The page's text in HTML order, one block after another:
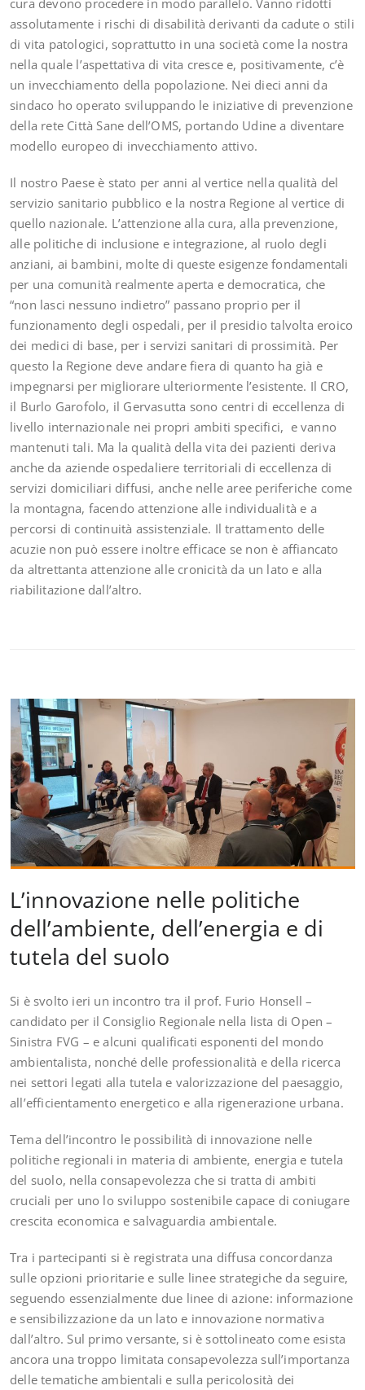
cura devono procedere in modo parallelo. Vanno ridotti
assolutamente i rischi di disabilità derivanti da cadute o stili
di vita patologici, soprattutto in una società come la nostra
nella quale l’aspettativa di vita cresce e, positivamente, c’è
un invecchiamento della popolazione. Nei dieci anni da
sindaco ho operato sviluppando le iniziative di prevenzione
della rete Città Sane dell’OMS, portando Udine a diventare
modello europeo di invecchiamento attivo.
Il nostro Paese è stato per anni al vertice nella qualità del
servizio sanitario pubblico e la nostra Regione al vertice di
quello nazionale. L’attenzione alla cura, alla prevenzione,
alle politiche di inclusione e integrazione, al ruolo degli
anziani, ai bambini, molte di queste esigenze fondamentali
per una comunità realmente aperta e democratica, che
“non lasci nessuno indietro” passano proprio per il
funzionamento degli ospedali, per il presidio talvolta eroico
dei medici di base, per i servizi sanitari di prossimità. Per
questo la Regione deve andare fiera di quanto ha già e
impegnarsi per migliorare ulteriormente l’esistente. Il CRO,
il Burlo Garofolo, il Gervasutta sono centri di eccellenza di
livello internazionale nei propri ambiti specifici, e vanno
mantenuti tali. Ma la qualità della vita dei pazienti deriva
anche da aziende ospedaliere territoriali di eccellenza di
servizi domiciliari diffusi, anche nelle aree periferiche come
la montagna, facendo attenzione alle individualità e a
percorsi di continuità assistenziale. Il trattamento delle
acuzie non può essere inoltre efficace se non è affiancato
da altrettanta attenzione alle cronicità da un lato e alla
riabilitazione dall’altro.
L’innovazione nelle politiche
dell’ambiente, dell’energia e di
tutela del suolo
Si è svolto ieri un incontro tra il prof. Furio Honsell –
candidato per il Consiglio Regionale nella lista di Open –
Sinistra FVG – e alcuni qualificati esponenti del mondo
ambientalista, nonché delle professionalità e della ricerca
nei settori legati alla tutela e valorizzazione del paesaggio,
all’efficientamento energetico e alla rigenerazione urbana.
Tema dell’incontro le possibilità di innovazione nelle
politiche regionali in materia di ambiente, energia e tutela
del suolo, nella consapevolezza che si tratta di ambiti
cruciali per uno lo sviluppo sostenibile capace di coniugare
crescita economica e salvaguardia ambientale.
Tra i partecipanti si è registrata una diffusa concordanza
sulle opzioni prioritarie e sulle linee strategiche da seguire,
seguendo essenzialmente due linee di azione: informazione
e sensibilizzazione da un lato e innovazione normativa
dall’altro. Sul primo versante, si è sottolineato come esista
ancora una troppo limitata consapevolezza sull’importanza
delle tematiche ambientali e sulla pericolosità dei